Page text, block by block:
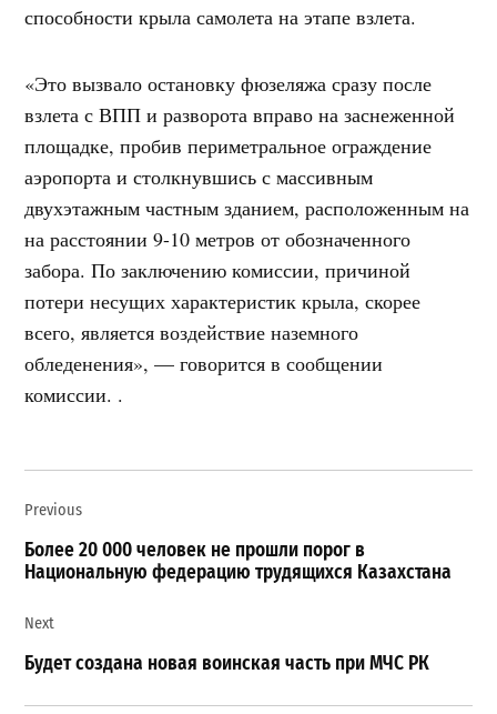
способности крыла самолета на этапе взлета.
«Это вызвало остановку фюзеляжа сразу после
взлета с ВПП и разворота вправо на заснеженной
площадке, пробив периметральное ограждение
аэропорта и столкнувшись с массивным
двухэтажным частным зданием, расположенным на
на расстоянии 9-10 метров от обозначенного
забора. По заключению комиссии, причиной
потери несущих характеристик крыла, скорее
всего, является воздействие наземного
обледенения», — говорится в сообщении
комиссии. .
по
записям
Previous
Более 20 000 человек не прошли порог в
Национальную федерацию трудящихся Казахстана
Next
Будет создана новая воинская часть при МЧС РК